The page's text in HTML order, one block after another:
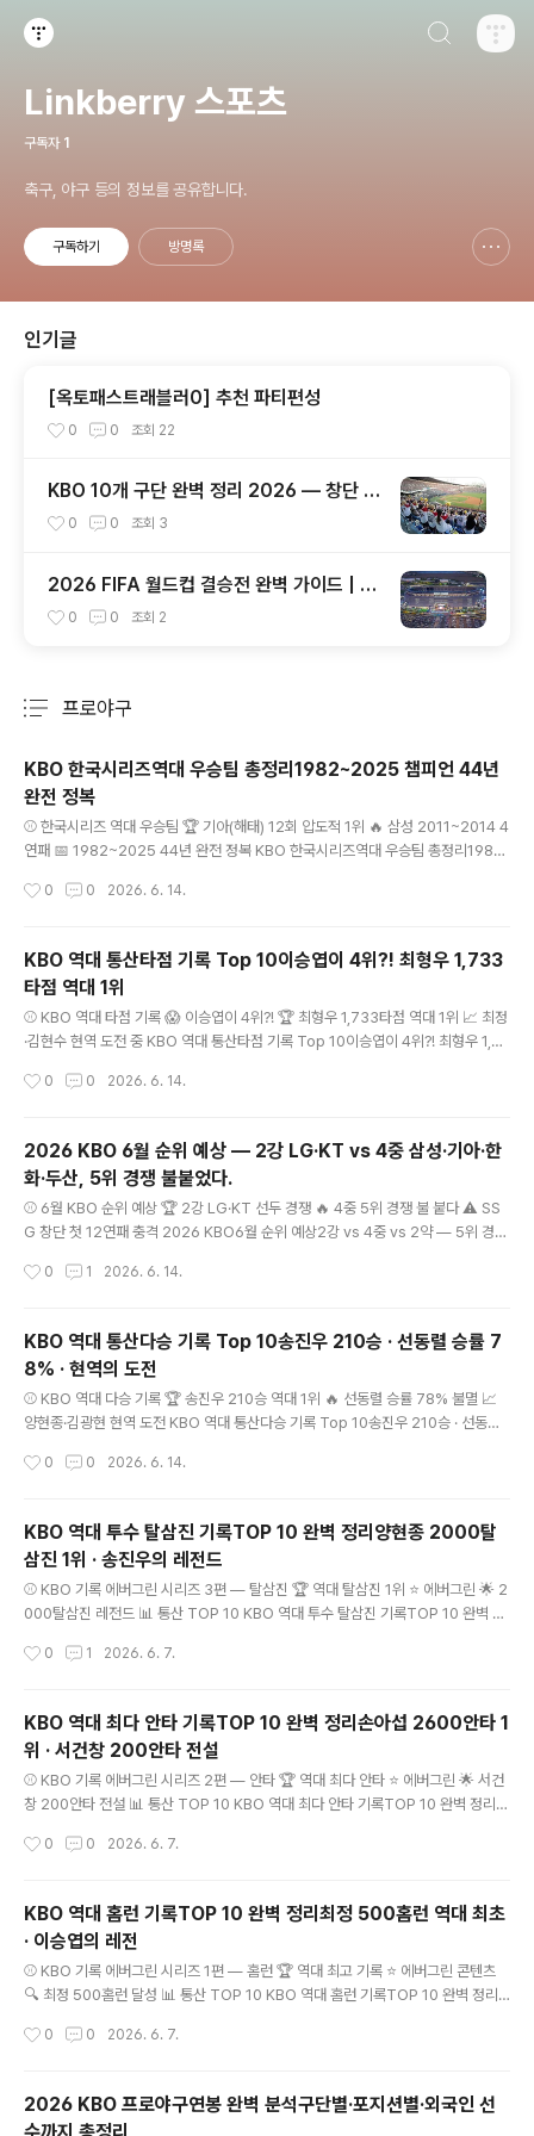
Linkberry 스포츠
구독자 1
축구, 야구 등의 정보를 공유합니다.
구독하기 방명록
인기글
[옥토패스트래블러0] 추천 파티편성
0 0 조회 22
KBO 10개 구단 완벽 정리 2026 — 창단 역
사·연고지·우승 횟수·팬덤까지 총정리
0 0 조회 3
2026 FIFA 월드컵 결승전 완벽 가이드 | 메
트라이프 스타디움 총정리·콜드플레이 하프
0 0 조회 2
프로야구
KBO 한국시리즈역대 우승팀 총정리1982~2025 챔피언 44년
완전 정복
⚾ 한국시리즈 역대 우승팀 🏆 기아(해태) 12회 압도적 1위 🔥 삼성 2011~2014 4
연패 📅 1982~2025 44년 완전 정복 KBO 한국시리즈역대 우승팀 총정리1982
트윈스까지 — 44년 KBO의 역사 기아(해태) 12회 압도적 1위 · 삼성 4연패 대기록
~20144연패 대기록 44년 역사1982~202544번의 챔피언 키움 0회아직 우승
없음언제 터질까? 키워드: KBO 역대 우승팀, 한국..
0 0 2026. 6. 14.
KBO 역대 통산타점 기록 Top 10이승엽이 4위?! 최형우 1,733
타점 역대 1위
⚾ KBO 역대 타점 기록 😱 이승엽이 4위?! 🏆 최형우 1,733타점 역대 1위 📈 최정
·김현수 현역 도전 중 KBO 역대 통산타점 기록 Top 10이승엽이 4위?! 최형우 1,73
사실! 실제 역대 1위는 최형우(1,733타점) · 이승엽은 4위(1,498타점) · 현역 최정·
점역대 통산 1위 현역 3명최형우·최정·김현수Top 3 모두 현역! 44년 역사1982~2
026KBO 불멸의 기록 키워드: KBO 역..
0 0 2026. 6. 14.
2026 KBO 6월 순위 예상 — 2강 LG·KT vs 4중 삼성·기아·한
화·두산, 5위 경쟁 불붙었다.
⚾ 6월 KBO 순위 예상 🏆 2강 LG·KT 선두 경쟁 🔥 4중 5위 경쟁 불 붙다 ⚠ SS
G 창단 첫 12연패 충격 2026 KBO6월 순위 예상2강 vs 4중 vs 2약 — 5위 경쟁
(NC·SSG) / 2최약(롯데·키움) LG .623 1위 · KT .615 0.5게임차 · SSG 창단 첫
G 12연패창단 첫 12연..
0 1 2026. 6. 14.
KBO 역대 통산다승 기록 Top 10송진우 210승 · 선동렬 승률 7
8% · 현역의 도전
⚾ KBO 역대 다승 기록 🏆 송진우 210승 역대 1위 🔥 선동렬 승률 78% 불멸 📈
양현종·김광현 현역 도전 KBO 역대 통산다승 기록 Top 10송진우 210승 · 선동렬
있지만 통산 승수는 송진우! 선동렬의 146승 40패 승률 78.5%는 진짜 불멸의 기
송진우 현역 기간1989~2009년 키워드: KBO 역..
0 0 2026. 6. 14.
KBO 역대 투수 탈삼진 기록TOP 10 완벽 정리양현종 2000탈
삼진 1위 · 송진우의 레전드
⚾ KBO 기록 에버그린 시리즈 3편 — 탈삼진 🏆 역대 탈삼진 1위 ⭐ 에버그린 🌟 2
000탈삼진 레전드 📊 통산 TOP 10 KBO 역대 투수 탈삼진 기록TOP 10 완벽 정
타자가 손도 못 쓰고 돌아서는 그 순간 KBO 44년 역사에서 가장 많은 삼진을 잡아
최다 선발 1위 165탈삼양현종 단일 시즌 최다 키워드: KBO 탈삼진 기록, 역대 탈삼
진, 양현종 탈삼진, 송진우 탈삼진, KBO 투..
0 1 2026. 6. 7.
KBO 역대 최다 안타 기록TOP 10 완벽 정리손아섭 2600안타 1
위 · 서건창 200안타 전설
⚾ KBO 기록 에버그린 시리즈 2편 — 안타 🏆 역대 최다 안타 ⭐ 에버그린 🌟 서건
창 200안타 전설 📊 통산 TOP 10 KBO 역대 최다 안타 기록TOP 10 완벽 정리손
많이 친 선수들의 이야기 손아섭·최형우·박용택·양준혁 — 안타 하나하나가 쌓여 역
안타, 박용택 안타, 최형우 안타, 서건..
0 0 2026. 6. 7.
KBO 역대 홈런 기록TOP 10 완벽 정리최정 500홈런 역대 최초
· 이승엽의 레전
⚾ KBO 기록 에버그린 시리즈 1편 — 홈런 🏆 역대 최고 기록 ⭐ 에버그린 콘텐츠
🔍 최정 500홈런 달성 📊 통산 TOP 10 KBO 역대 홈런 기록TOP 10 완벽 정리
을 가장 많이 친 선수는 누구인가 최정의 500홈런 역대 최초 달성부터 역대 시즌 최
런최정 단일 시즌 최다 21시즌최정 연속 두자릿수 키워드: KBO 홈런 기록, 역대 홈
런 순위, 최정 홈런, 이승엽 홈런, KBO 최다..
0 0 2026. 6. 7.
2026 KBO 프로야구연봉 완벽 분석구단별·포지션별·외국인 선